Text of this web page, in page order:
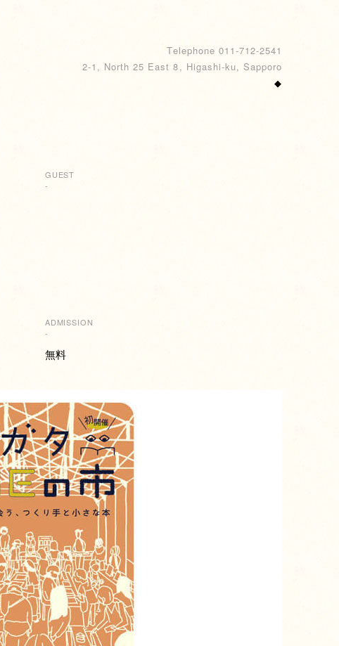
Telephone 011-712-2541
2-1, North 25 East 8, Higashi-ku, Sapporo
◆
GUEST
-
ADMISSION
-
無料